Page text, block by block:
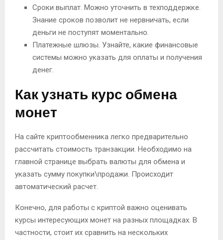
Сроки выплат. Можно уточнить в техподдержке.
Знание сроков позволит не нервничать, если
деньги не поступят моментально.
Платежные шлюзы. Узнайте, какие финансовые
системы можно указать для оплаты и получения
денег.
Как узнать курс обмена
монет
На сайте криптообменника легко предварительно
рассчитать стоимость транзакции. Необходимо на
главной странице выбрать валюты для обмена и
указать сумму покупки\продажи. Происходит
автоматический расчет.
Конечно, для работы с криптой важно оценивать
курсы интересующих монет на разных площадках. В
частности, стоит их сравнить на нескольких